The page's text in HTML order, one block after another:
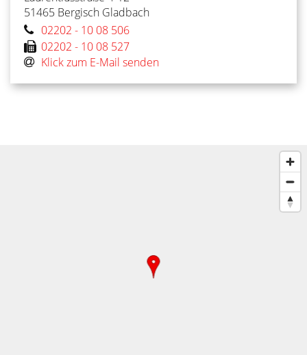
51465 Bergisch Gladbach
02202 - 10 08 506
02202 - 10 08 527
Klick zum E-Mail senden